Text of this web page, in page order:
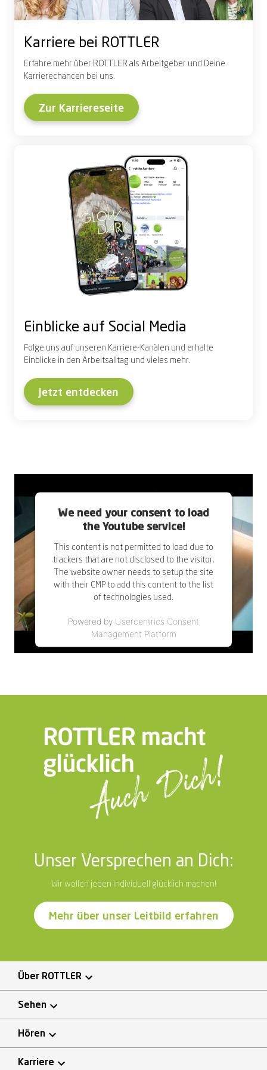
Karriere bei ROTTLER
Erfahre mehr über ROTTLER als Arbeitgeber und Deine
Karrierechancen bei uns.
Zur Karriereseite
Einblicke auf Social Media
Folge uns auf unseren Karriere-Kanälen und erhalte
Einblicke in den Arbeitsalltag und vieles mehr.
Jetzt entdecken
We need your consent to load
the Youtube service!
This content is not permitted to load due to
trackers that are not disclosed to the visitor.
The website owner needs to setup the site
with their CMP to add this content to the list
of technologies used.
Powered by Usercentrics Consent
Management Platform
Unser Versprechen an Dich:
Wir wollen jeden individuell glücklich machen!
Mehr über unser Leitbild erfahren
Über ROTTLER
Sehen
Hören
Karriere